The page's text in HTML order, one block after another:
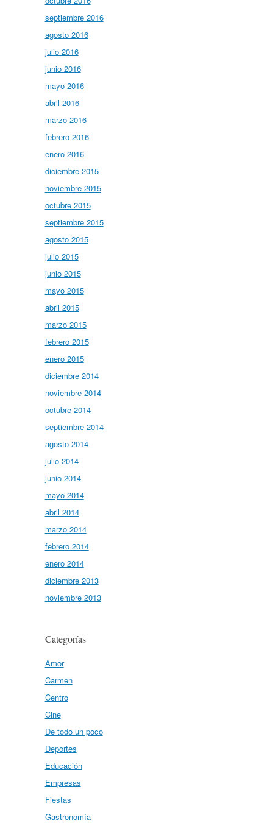
septiembre 2016
agosto 2016
julio 2016
junio 2016
mayo 2016
abril 2016
marzo 2016
febrero 2016
enero 2016
diciembre 2015
noviembre 2015
octubre 2015
septiembre 2015
agosto 2015
julio 2015
junio 2015
mayo 2015
abril 2015
marzo 2015
febrero 2015
enero 2015
diciembre 2014
noviembre 2014
octubre 2014
septiembre 2014
agosto 2014
julio 2014
junio 2014
mayo 2014
abril 2014
marzo 2014
febrero 2014
enero 2014
diciembre 2013
noviembre 2013
Categorías
Amor
Carmen
Centro
Cine
De todo un poco
Deportes
Educación
Empresas
Fiestas
Gastronomía